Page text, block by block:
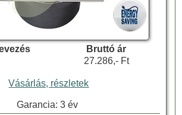
Bruttó ár
27.286,- Ft
Vásárlás, részletek
Garancia: 3 év